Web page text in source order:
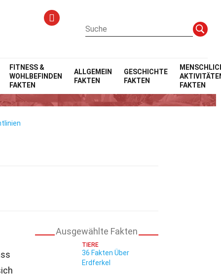
FITNESS &
WOHLBEFINDEN
FAKTEN
ALLGEMEIN
FAKTEN
GESCHICHTE
FAKTEN
FAKTEN
Ausgewählte Fakten
TIERE
36 Fakten Über
Erdferkel